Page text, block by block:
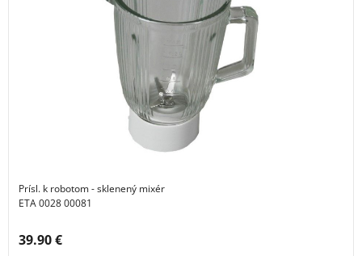
Prísl. k robotom - sklenený mixér
ETA 0028 00081
Cena s DPH:
39.90 €